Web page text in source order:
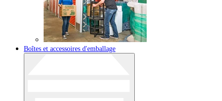
Boîtes et accessoires d'emballage